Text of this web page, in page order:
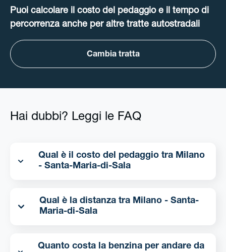
Puoi calcolare il costo del pedaggio e il tempo di
percorrenza anche per altre tratte autostradali
Cambia tratta
Hai dubbi? Leggi le FAQ
Qual è il costo del pedaggio tra Milano
- Santa-Maria-di-Sala
Qual è la distanza tra Milano - Santa-
Maria-di-Sala
Quanto costa la benzina per andare da